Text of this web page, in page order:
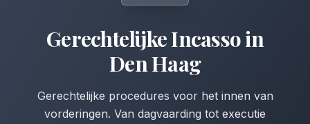
Gerechtelijke Incassoin
Den Haag
Gerechtelijke procedures voor het innen van
vorderingen. Van dagvaarding tot executie